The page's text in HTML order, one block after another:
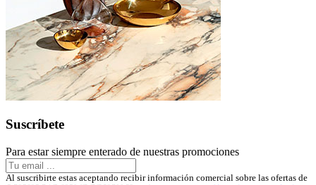
Suscríbete
Para estar siempre enterado de nuestras promociones
Al suscribirte estas aceptando recibir información comercial sobre las ofertas de